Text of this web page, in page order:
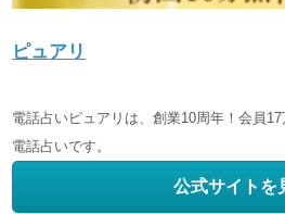
ピュアリ
電話占いピュアリは、創業10周年！会員
電話占いです。
公式サイトを